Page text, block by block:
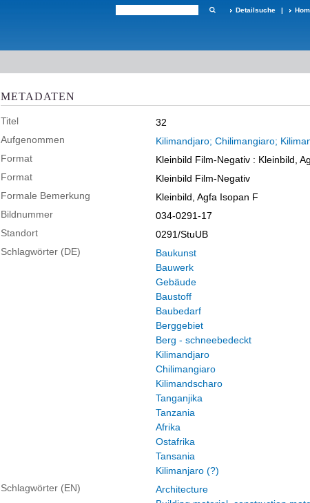
Detailsuche |
METADATEN
Titel
32
Aufgenommen
Kilimandjaro; Chilimangiaro;
Format
Kleinbild Film-Negativ : Kleinbild,
Format
Kleinbild Film-Negativ
Formale Bemerkung
Kleinbild, Agfa Isopan F
Bildnummer
034-0291-17
Standort
0291/StuUB
Schlagwörter (DE)
Baukunst
Bauwerk
Gebäude
Baustoff
Baubedarf
Berggebiet
Berg - schneebedeckt
Kilimandjaro
Chilimangiaro
Kilimandscharo
Tanganjika
Tanzania
Afrika
Ostafrika
Tansania
Kilimanjaro (?)
Schlagwörter (EN)
Architecture